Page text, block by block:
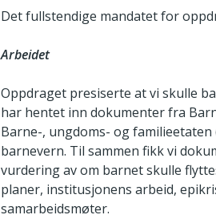
Det fullstendige mandatet for
Arbeidet
Oppdraget presiserte at vi skulle
har hentet inn dokumenter fra
Barne-, ungdoms- og
barnevern. Til sammen fikk vi
vurdering av om barnet skulle
planer, institusjonens arbeid,
samarbeidsmøter.